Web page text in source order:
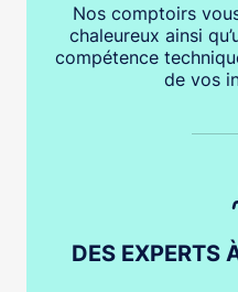
Nos comptoirs
chaleureux ainsi
compétence
de vos
DES EXPERTS